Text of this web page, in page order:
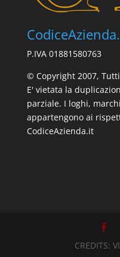
P.IVA 01881580763
© Copyright 2007,
E' vietata la
parziale. I loghi,
appartengono ai
CodiceAzienda.it
CREDITS: